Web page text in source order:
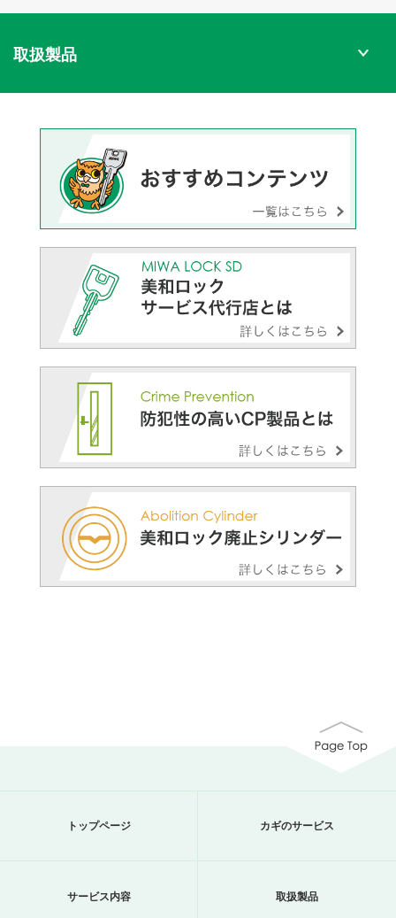
取扱製品
トップページ カギのサービス
サービス内容 取扱製品